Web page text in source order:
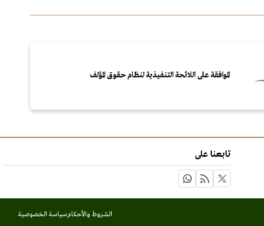
الموافقة على اللائحة التنفيذية لنظام حقوق المؤلف
تابعنا على
الشروط والأحكامسياسة الخصوصية